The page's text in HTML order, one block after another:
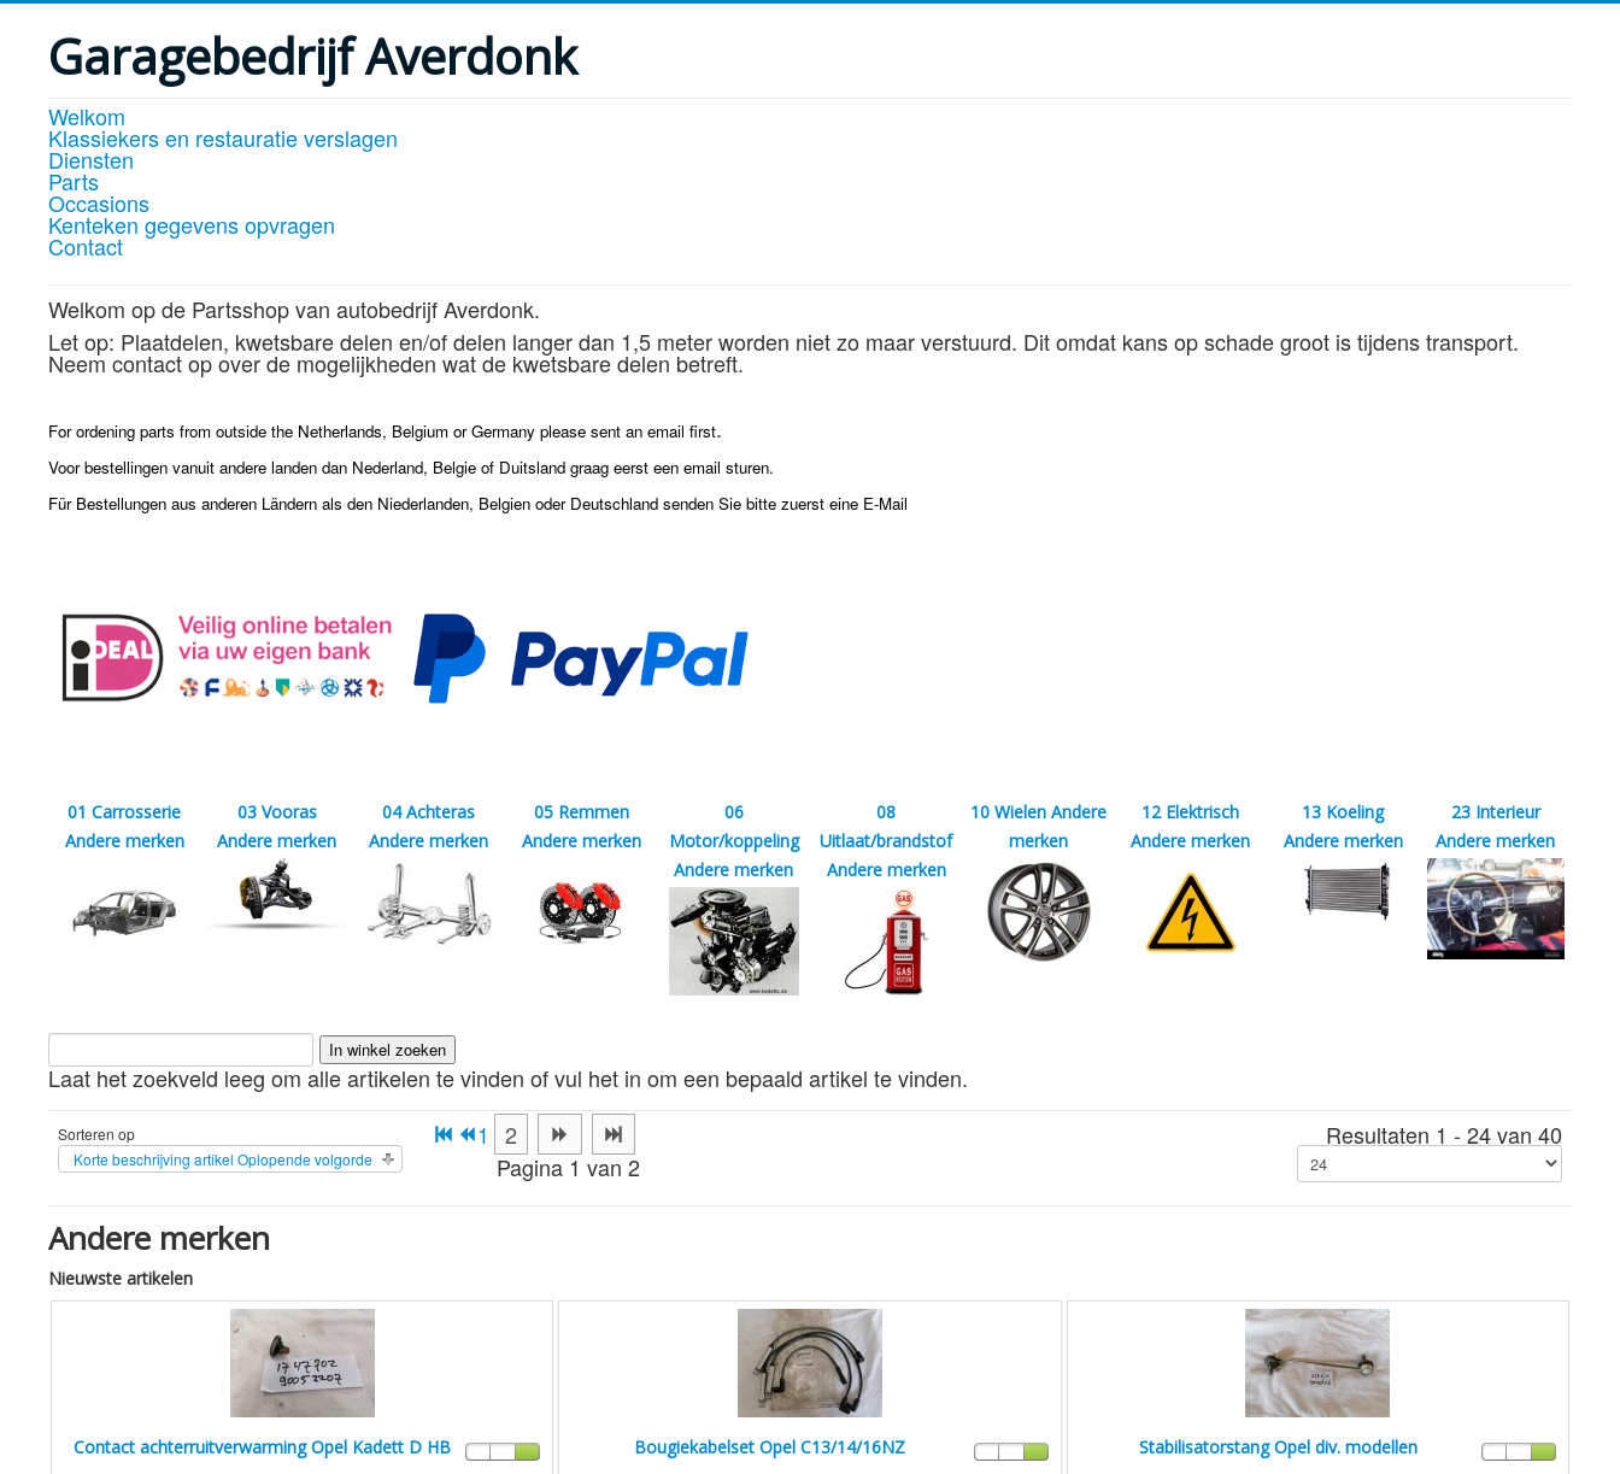
Garagebedrijf Averdonk
Welkom
Klassiekers en restauratie verslagen
Diensten
Parts
Occasions
Kenteken gegevens opvragen
Contact
Welkom op de Partsshop van autobedrijf Averdonk.
Let op: Plaatdelen, kwetsbare delen en/of delen langer dan 1,5 meter worden niet zo maar verstuurd. Dit omdat kans op schade groot is tijdens transport.
Neem contact op over de mogelijkheden wat de kwetsbare delen betreft.
For ordening parts from outside the Netherlands, Belgium or Germany please sent an email first.
Voor bestellingen vanuit andere landen dan Nederland, Belgie of Duitsland graag eerst een email sturen.
Für Bestellungen aus anderen Ländern als den Niederlanden, Belgien oder Deutschland senden Sie bitte zuerst eine E-Mail
01 Carrosserie
Andere merken
03 Vooras
Andere merken
04 Achteras
Andere merken
05 Remmen
Andere merken
06
Motor/koppeling
Andere merken
08
Uitlaat/brandstof
Andere merken
10 Wielen Andere
merken
12 Elektrisch
Andere merken
13 Koeling
Andere merken
23 Interieur
Andere merken
Laat het zoekveld leeg om alle artikelen te vinden of vul het in om een bepaald artikel te vinden.
Sorteren op
Korte beschrijving artikel Oplopende volgorde
1
2
Pagina 1 van 2
Resultaten 1 - 24 van 40
Andere merken
Nieuwste artikelen
Contact achterruitverwarming Opel Kadett D HB Bougiekabelset Opel C13/14/16NZ Stabilisatorstang Opel div. modellen